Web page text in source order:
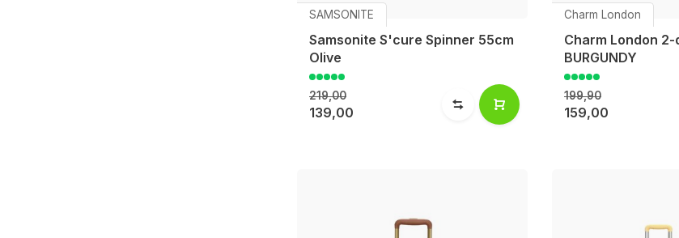
SAMSONITE
Samsonite S'cure Spinner 55cm
Olive
219,00
139,00
Charm London
Charm London
BURGUNDY
199,90
159,00